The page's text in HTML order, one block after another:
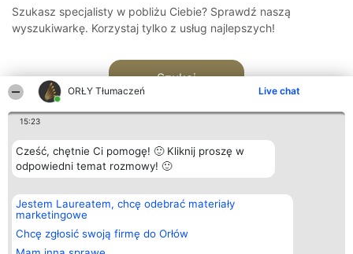
ORŁY Tłumaczeń Live chat
15:23
Cześć, chętnie Ci pomogę! 🙂 Kliknij proszę w
odpowiedni temat rozmowy! 🙂
Jestem Laureatem, chcę odebrać materiały
marketingowe
Chcę zgłosić swoją firmę do Orłów
Szukasz specjalisty w pobliżu Ciebie? Sprawdź naszą
wyszukiwarkę. Korzystaj tylko z usług najlepszych!
Szukaj
Organizator plebiscytu
Bright Side Solutions sp. z o.
o. sp. k.
ul. Ruska 22
Wrocław 50-079
KRS 0000749100 | Regon
Plebiscyt
Laureaci
wszystkich
Laureatów
Kontakt
Kontakt